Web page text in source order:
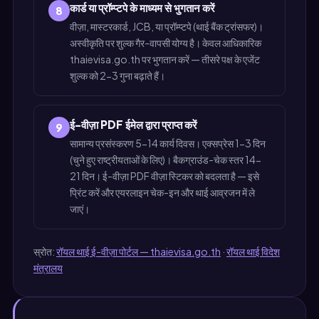
8 कार्ड या प्रॉम्प्टपे के माध्यम से भुगतान करें
वीज़ा, मास्टरकार्ड, JCB, या प्रॉम्प्टपे (थाई बैंक ट्रांसफर)।
अस्वीकृति पर शुल्क गैर-वापसी योग्य है। केवल आधिकारिक
thaievisa.go.th पर भुगतान करें — तीसरे पक्ष के एजेंट
शुल्क को 2-3 गुना बढ़ाते हैं।
9 ई-वीज़ा PDF ईमेल द्वारा प्राप्त करें
सामान्य प्रसंस्करण 5-14 कार्य दिवस। एक्सप्रेस 1-3 दिन
(चुने हुए राष्ट्रीयताओं के लिए)। बैकग्राउंड-चेक स्तर 14-
21 दिन। ई-वीज़ा PDF वीज़ा स्टिकर को बदलता है — इसे
प्रिंट करें और एयरलाइन चेक-इन और थाई आव्रजन में ले
जाएं।
स्रोत:रॉयल थाई ई-वीज़ा पोर्टल — thaievisa.go.th ·रॉयल थाई विदेश
मंत्रालय